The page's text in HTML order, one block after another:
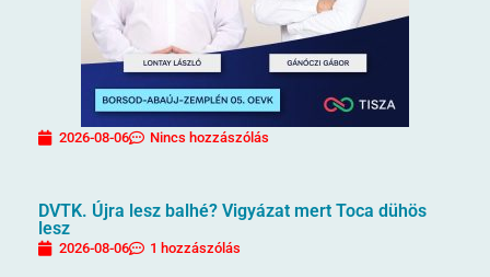
2026-08-06 Nincs hozzászólás
DVTK. Újra lesz balhé? Vigyázat mert Toca dühös
lesz
2026-08-06 1 hozzászólás